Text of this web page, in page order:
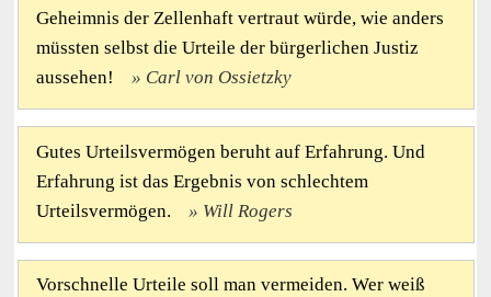
Geheimnis der Zellenhaft vertraut würde, wie anders
müssten selbst die Urteile der bürgerlichen Justiz
aussehen!
Carl von Ossietzky
Gutes Urteilsvermögen beruht auf Erfahrung. Und
Erfahrung ist das Ergebnis von schlechtem
Urteilsvermögen.
Will Rogers
Vorschnelle Urteile soll man vermeiden. Wer weiß